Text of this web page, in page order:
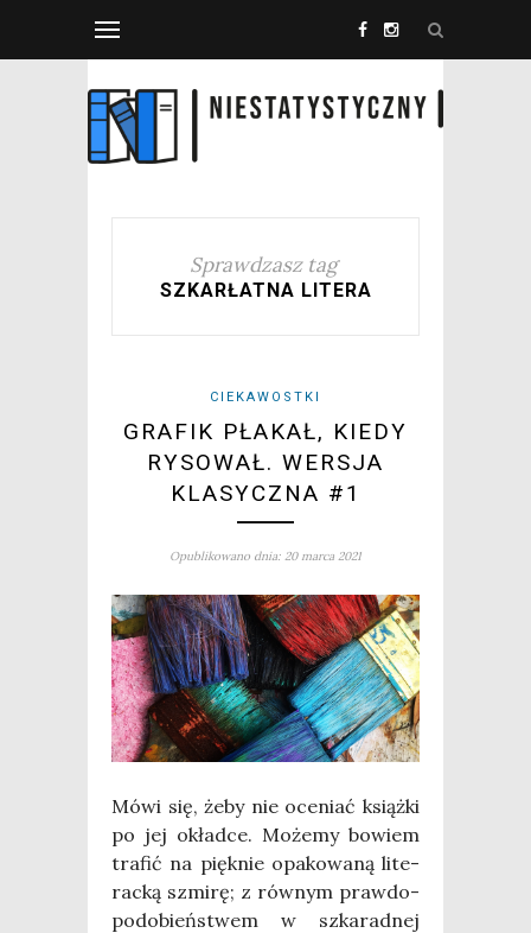
Sprawdzasz tag
SZKARŁATNA LITERA
CIEKAWOSTKI
GRAFIK PŁAKAŁ, KIEDY
RYSOWAŁ. WERSJA
KLASYCZNA #1
Opublikowano dnia: 20 marca 2021
Mówi się, żeby nie oce­niać książ­ki
po jej okład­ce. Może­my bowiem
tra­fić na pięk­nie opa­ko­wa­ną lite­
rac­ką szmi­rę; z rów­nym praw­do­
po­do­bień­stwem w szka­rad­nej